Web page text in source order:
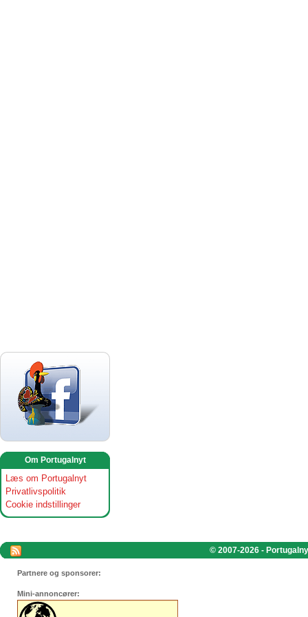
Om Portugalnyt
Læs om Portugalnyt
Privatlivspolitik
Cookie indstillinger
© 2007-2026 -
Partnere og sponsorer:
Mini-annoncører: